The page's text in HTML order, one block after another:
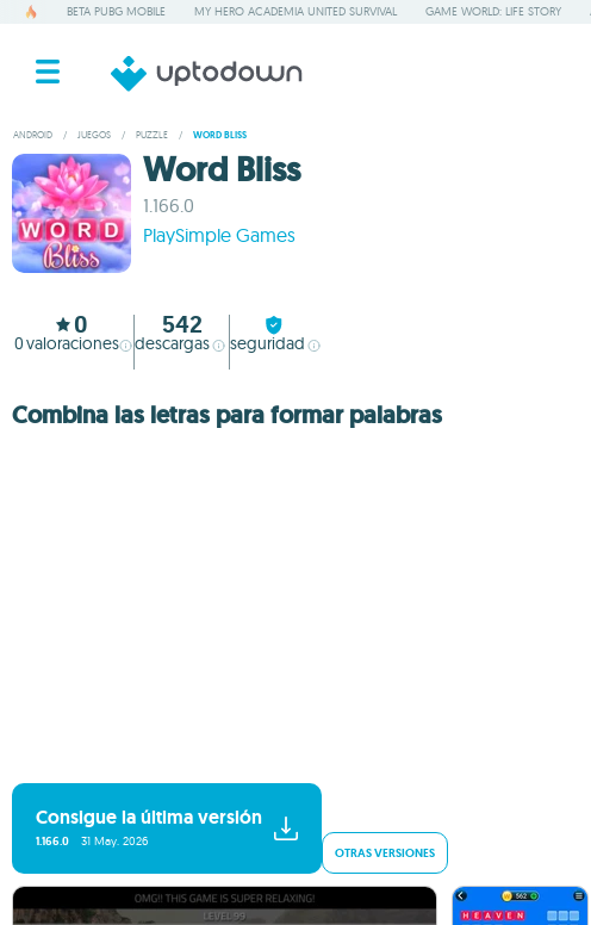
BETA PUBG MOBILE MY HERO ACADEMIA UNITED SURVIVAL GAME WORLD: LIFE STORY
ANDROID / JUEGOS / PUZZLE / WORD BLISS
Word Bliss
1.166.0
PlaySimple Games
0
0valoraciones
542
descargas seguridad
Combina las letras para formar palabras
Consigue la última versión
1.166.0 31 May. 2026
OTRAS VERSIONES